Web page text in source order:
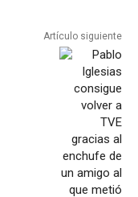
Artículo siguiente